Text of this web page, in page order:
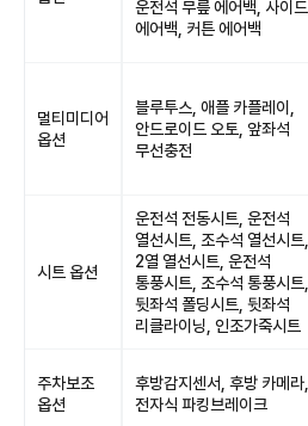
운전석 무릎 에어백, 사이드
에어백, 커튼 에어백
멀티미디어
옵션
블루투스, 애플 카플레이,
안드로이드 오토, 앞좌석
무선충전
시트 옵션
운전석 전동시트, 운전석
열선시트, 조수석 열선시트,
2열 열선시트, 운전석
통풍시트, 조수석 통풍시트,
뒷좌석 폴딩시트, 뒷좌석
리클라이닝, 인조가죽시트
주차보조
옵션
후방감지센서, 후방 카메라,
전자식 파킹브레이크